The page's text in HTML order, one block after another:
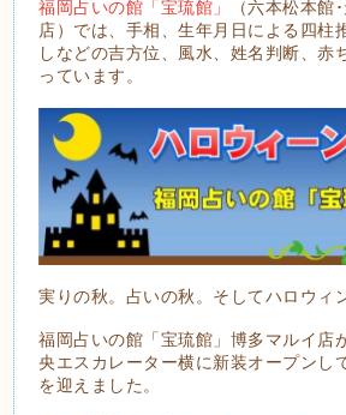
福岡占いの館「宝琉館」
（六本松本館
店）では、手相、生年月日による四柱
しなどの吉方位、風水、姓名判断、赤
っています。
実りの秋。占いの秋。そしてハロウィ
福岡占いの館「宝琉館」博多マルイ店
央エスカレーター横に新装オープンし
を迎えました。